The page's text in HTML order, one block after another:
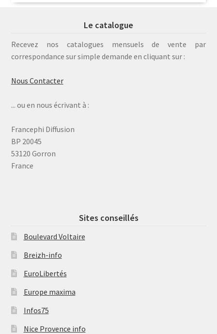
Le catalogue
Recevez nos catalogues mensuels de vente par
correspondance sur simple demande en cliquant sur :
Nous Contacter
... ou en nous écrivant à :
Francephi Diffusion
BP 20045
53120 Gorron
France
Sites conseillés
Boulevard Voltaire
Breizh-info
EuroLibertés
Europe maxima
Infos75
Nice Provence info